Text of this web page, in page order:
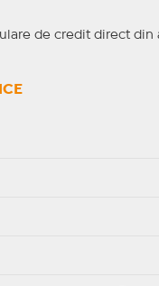
de credit direct